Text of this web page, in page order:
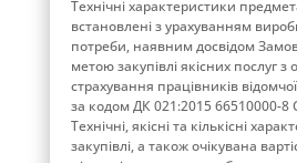
Технічні характеристики
встановлені з урахуванням
потреби, наявним досвідом
метою закупівлі якісних послуг з
страхування працівників
за кодом ДК 021:2015 66510000-8
Технічні, якісні та кількісні
закупівлі, а також очікувана